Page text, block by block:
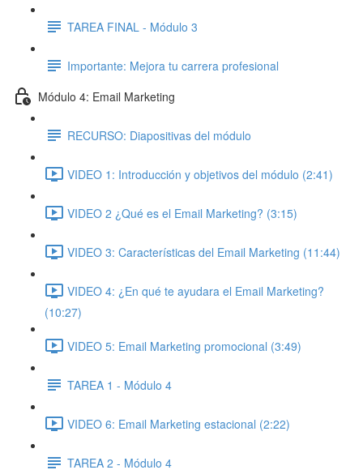
TAREA FINAL - Módulo 3
Importante: Mejora tu carrera profesional
Módulo 4: Email Marketing
RECURSO: Diapositivas del módulo
VIDEO 1: Introducción y objetivos del módulo (2:41)
VIDEO 2 ¿Qué es el Email Marketing? (3:15)
VIDEO 3: Características del Email Marketing (11:44)
VIDEO 4: ¿En qué te ayudara el Email Marketing?
(10:27)
VIDEO 5: Email Marketing promocional (3:49)
TAREA 1 - Módulo 4
VIDEO 6: Email Marketing estacional (2:22)
TAREA 2 - Módulo 4